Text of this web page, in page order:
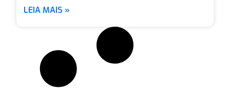
LEIA MAIS »